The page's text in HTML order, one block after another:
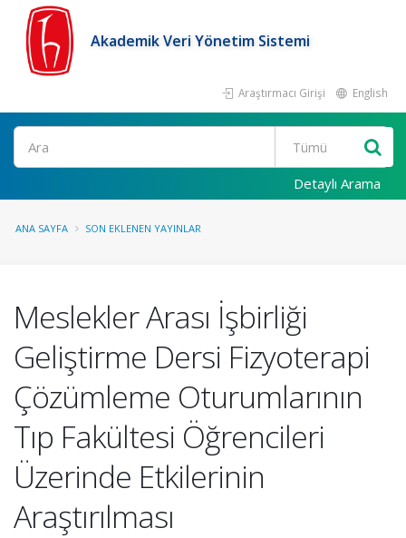
Akademik Veri Yönetim Sistemi
Araştırmacı Girişi English
Ara
Detaylı Arama
ANA SAYFA SON EKLENEN YAYINLAR
Meslekler Arası İşbirliği
Geliştirme Dersi Fizyoterapi
Çözümleme Oturumlarının
Tıp Fakültesi Öğrencileri
Üzerinde Etkilerinin
Araştırılması